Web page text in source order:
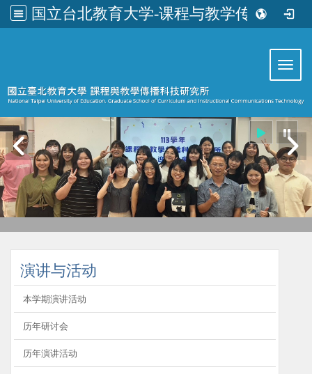
国立台北教育大学-课程与教学传播科技研究所
演讲与活动
本学期演讲活动
历年研讨会
历年演讲活动